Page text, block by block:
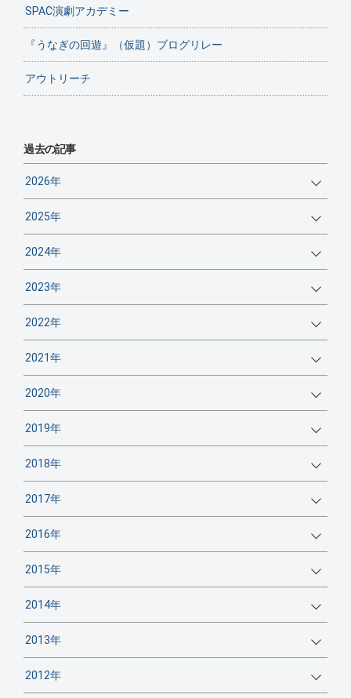
SPAC演劇アカデミー
『うなぎの回遊』（仮題）ブログリレー
アウトリーチ
過去の記事
2026年
2025年
2024年
2023年
2022年
2021年
2020年
2019年
2018年
2017年
2016年
2015年
2014年
2013年
2012年